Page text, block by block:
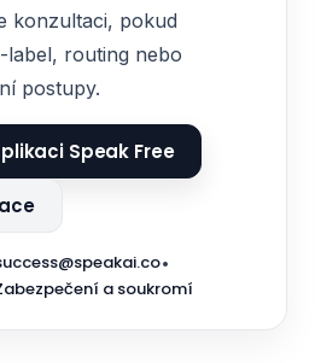
konzultaci, pokud
label, routing nebo
postupy.
Speak Free
•
a soukromí